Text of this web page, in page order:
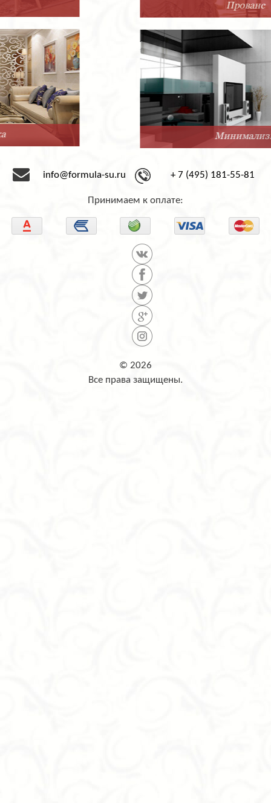
Минимализм
info@formula-su.ru + 7 (495) 181-55-81
Принимаем к оплате:
© 2026
Все права защищены.